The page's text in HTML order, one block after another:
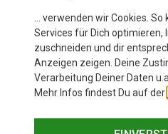
… verwenden wir Cookies.
Services für Dich optimieren,
zuschneiden und dir
Anzeigen zeigen. Deine
Verarbeitung Deiner Daten
Mehr Infos findest Du auf der